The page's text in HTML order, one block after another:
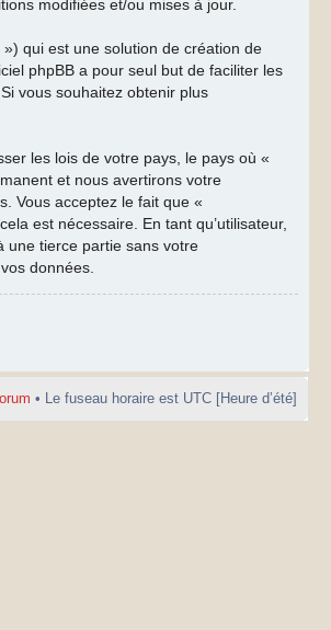
modifiées et/ou mises à jour.
qui est une solution de création de
phpBB a pour seul but de faciliter les
vous souhaitez obtenir plus
les lois de votre pays, le pays où «
et nous avertirons votre
Vous acceptez le fait que «
est nécessaire. En tant qu’utilisateur,
une tierce partie sans votre
données.
• Le fuseau horaire est UTC [Heure d’été]